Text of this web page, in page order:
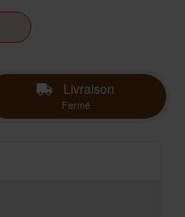
Livraison
Fermé